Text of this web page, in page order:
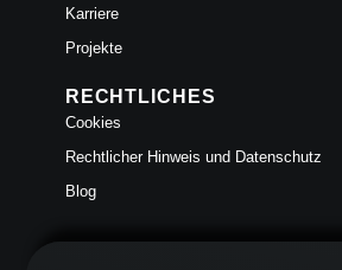
Karriere
Projekte
RECHTLICHES
Cookies
Rechtlicher Hinweis und Datenschutz
Blog